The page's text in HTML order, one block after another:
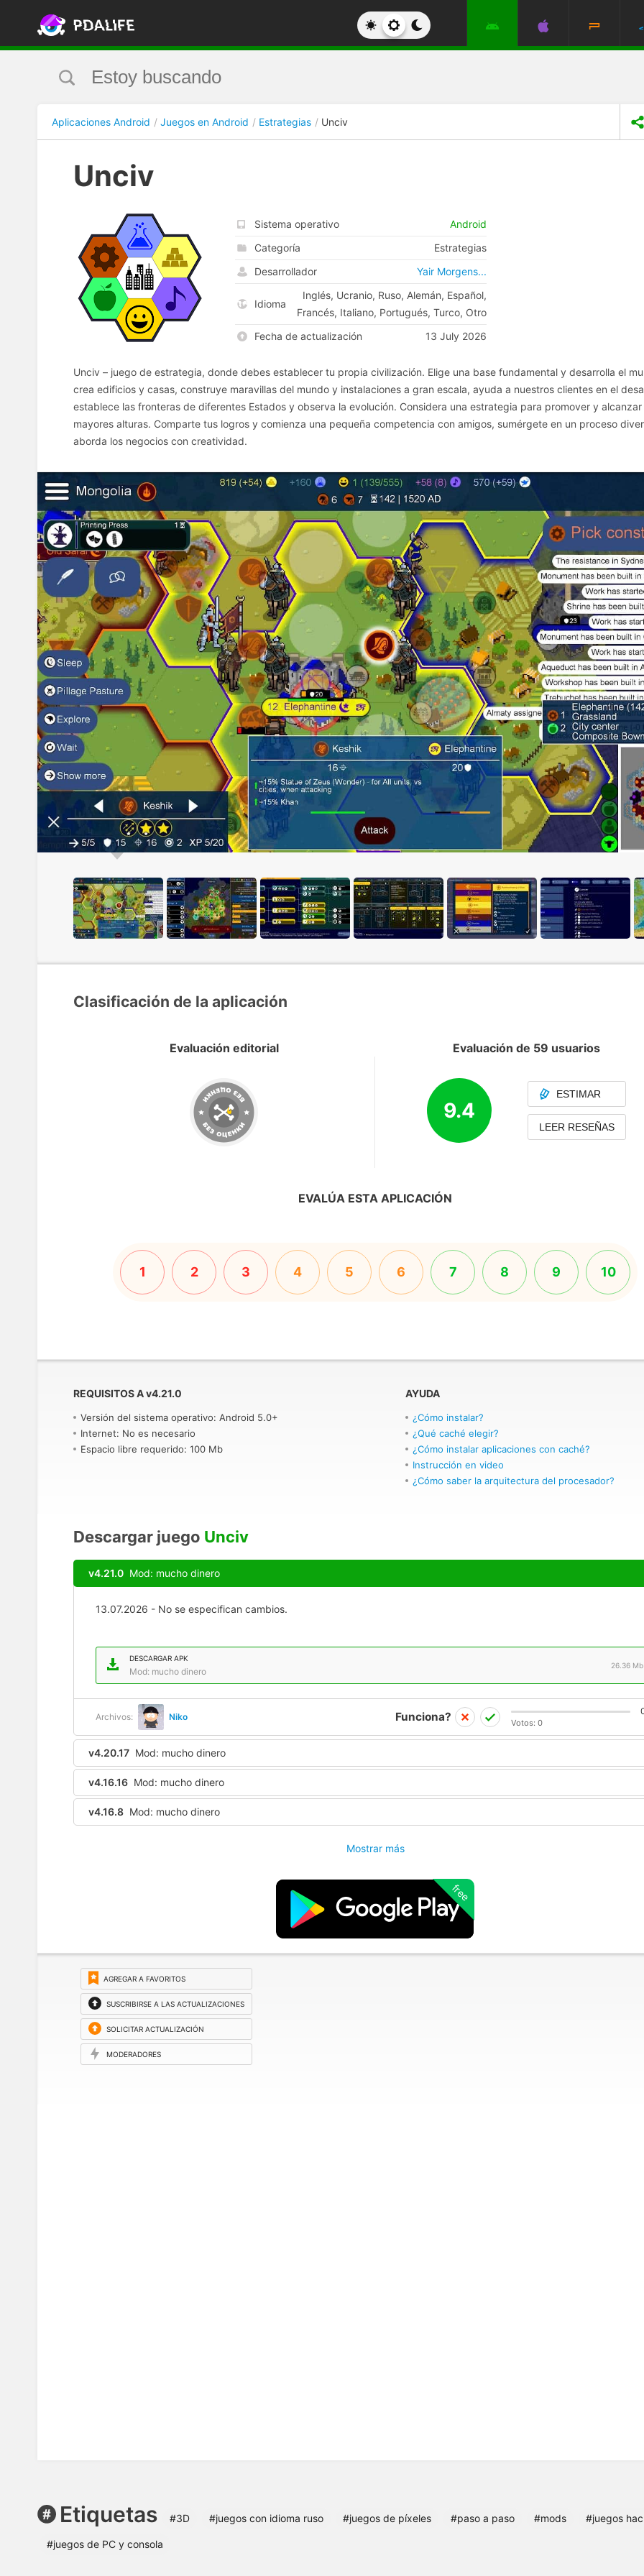
Aplicaciones Android Juegos en Android Estrategias Unciv
Unciv
Sistema operativo
Android
Categoría
Estrategias
Desarrollador
Yair Morgens...
Idioma
Inglés, Ucranio, Ruso, Alemán, Español,
Francés, Italiano, Portugués, Turco, Otro
Fecha de actualización
13 July 2026
Unciv – juego de estrategia, donde debes establecer tu propia civilización. Elige una base fundamental y desarrolla el
crea edificios y casas, construye maravillas del mundo y instalaciones a gran escala, ayuda a nuestros clientes en el
establece las fronteras de diferentes Estados y observa la evolución. Considera una estrategia para promover y alcanzar
mayores alturas. Comparte tus logros y comienza una pequeña competencia con amigos, sumérgete en un proceso
aborda los negocios con creatividad.
Clasificación de la aplicación
Evaluación editorial Evaluación de 59 usuarios
9.4
ESTIMAR
LEER RESEÑAS
EVALÚA ESTA APLICACIÓN
1 2 3 4 5 6 7 8 9 10
REQUISITOS Av4.21.0
Versión del sistema operativo: Android 5.0+
Internet: No es necesario
Espacio libre requerido: 100 Mb
AYUDA
¿Cómo instalar?
¿Qué caché elegir?
¿Cómo instalar aplicaciones con caché?
Instrucción en video
¿Cómo saber la arquitectura del procesador?
Descargar juego Unciv
v4.21.0 Mod: mucho dinero
13.07.2026 - No se especifican cambios.
DESCARGAR APK
Mod: mucho dinero
26.36 Mb
Archivos: Niko Funciona? Votos: 0
v4.20.17 Mod: mucho dinero
v4.16.16 Mod: mucho dinero
v4.16.8 Mod: mucho dinero
Mostrar más
free
AGREGAR A FAVORITOS
SUSCRIBIRSE A LAS ACTUALIZACIONES
SOLICITAR ACTUALIZACIÓN
MODERADORES
Etiquetas #3D #juegos con idioma ruso #juegos de píxeles #paso a paso #mods #juegos
#juegos de PC y consola